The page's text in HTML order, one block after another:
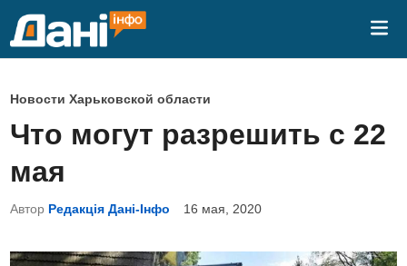
О
п
б
к
Новости Харьковской области
Что могут разрешить с 22
мая
Автор Редакція Дані-Інфо 16 мая, 2020